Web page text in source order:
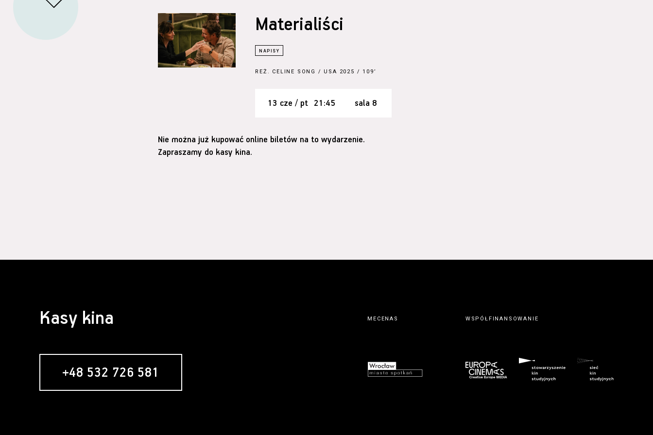
Materialiści
REŻ. CELINE SONG / USA 2025 / 109’
13 cze / pt 21:45 sala 8
Nie można już kupować online biletów na to wydarzenie.
Zapraszamy do kasy kina.
Kasy kina
+48 532 726 581
MECENAS WSPÓŁFINANSOWANIE